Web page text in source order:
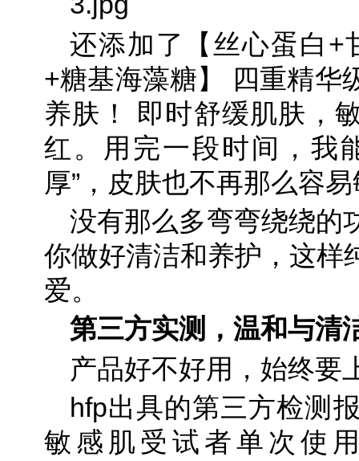
还添加了【丝心蛋白+
+糖基海藻糖】 四重精华
养肤！ 即时舒缓肌肤，
红。用完一段时间，我
厚”，皮肤也不再那么容
没有那么多弯弯绕绕的
你做好清洁和养护，这样
爱。
第三方实测，温和与清
产品好不好用，始终要
hfp出具的第三方检测
敏感肌受试者单次使